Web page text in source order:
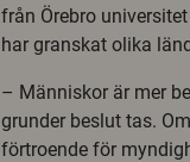
från Örebro
har granskat olika
– Människor är mer
grunder beslut tas.
förtroende för